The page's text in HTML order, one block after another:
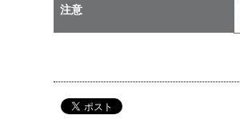
注意